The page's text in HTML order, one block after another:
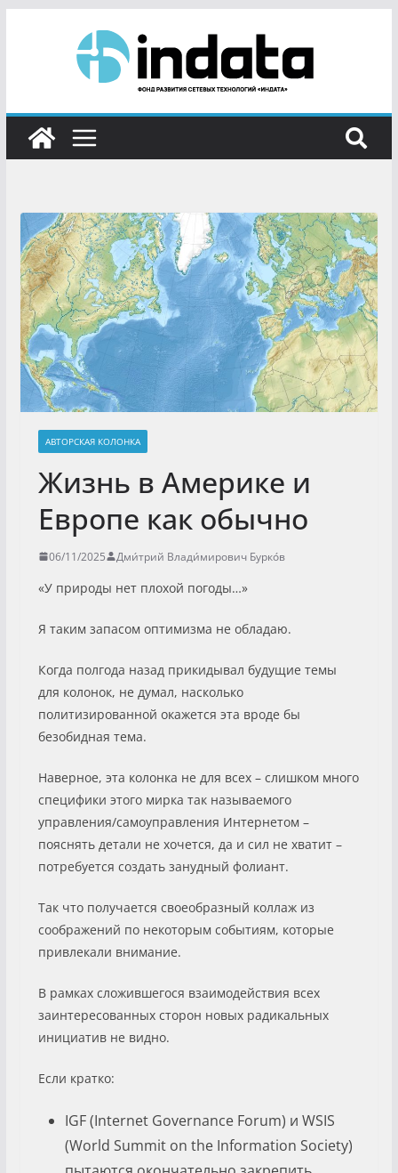
АВТОРСКАЯ КОЛОНКА
Жизнь в Америке и
Европе как обычно
06/11/2025 Дми́трий Влади́мирович Бурко́в
«У природы нет плохой погоды…»
Я таким запасом оптимизма не обладаю.
Когда полгода назад прикидывал будущие темы
для колонок, не думал, насколько
политизированной окажется эта вроде бы
безобидная тема.
Наверное, эта колонка не для всех – слишком много
специфики этого мирка так называемого
управления/самоуправления Интернетом –
пояснять детали не хочется, да и сил не хватит –
потребуется создать занудный фолиант.
Так что получается своеобразный коллаж из
соображений по некоторым событиям, которые
привлекали внимание.
В рамках сложившегося взаимодействия всех
заинтересованных сторон новых радикальных
инициатив не видно.
Если кратко:
IGF (Internet Governance Forum) и WSIS
(World Summit on the Information Society)